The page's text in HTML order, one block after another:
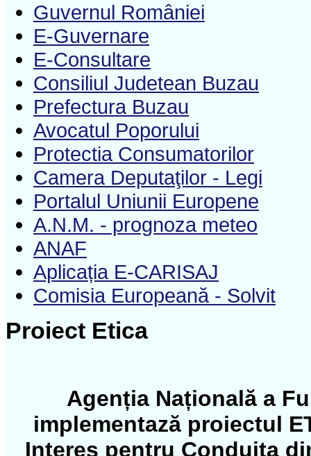
Guvernul României
E-Guvernare
E-Consultare
Consiliul Judetean Buzau
Prefectura Buzau
Avocatul Poporului
Protectia Consumatorilor
Camera Deputaţilor - Legi
Portalul Uniunii Europene
A.N.M. - prognoza meteo
ANAF
Aplicația E-CARISAJ
Comisia Europeană - Solvit
Proiect Etica
Agenția Națională a
implementază proiectul
Interes pentru Conduita